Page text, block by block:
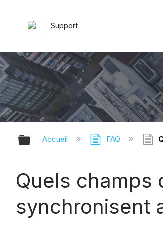
Support
Développer/réduire
Accueil FAQ
Quels champs
synchronisent